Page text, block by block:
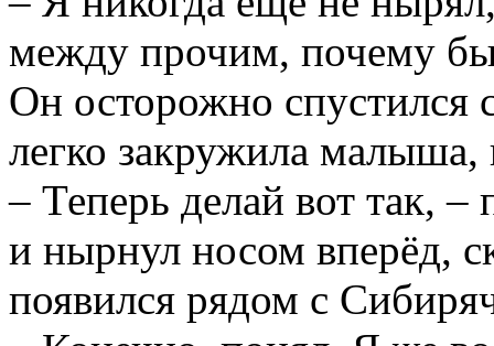
между прочим, почему
Он осторожно спустился
легко закружила малыша,
– Теперь делай вот так,
и нырнул носом вперёд,
появился рядом с